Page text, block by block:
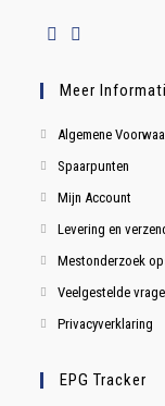
Meer
Algemene
Spaarpunten
Mijn Account
Levering en
Mestonderzoek
Veelgestelde
Privacyverklaring
EPG Tracker